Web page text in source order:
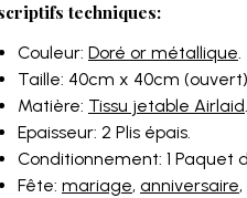
techniques:
Couleur: Doré or métallique.
Taille: 40cm x 40cm
Matière: Tissu jetable Airlaid.
Epaisseur: 2 Plis épais.
Conditionnement: 1
Fête: mariage, anniversaire,